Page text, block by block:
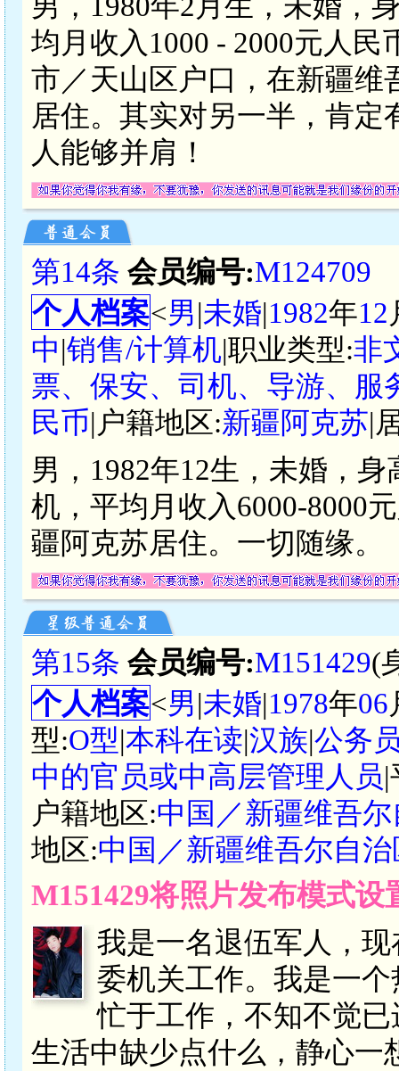
均月收入1000 - 2000元人
市／天山区户口，在新疆维
居住。其实对另一半，肯
人能够并肩！
第14条 会员编号:M124709
个人档案<男|未婚|1982年12
中|销售/计算机|职业类型:非
票、保安、司机、导游、服
民币|户籍地区:新疆阿克苏|
男，1982年12生，未婚，
机，平均月收入6000-8000
疆阿克苏居住。一切随缘。
第15条 会员编号:M151429(
个人档案<男|未婚|1978年06
型:O型|本科在读|汉族|公务
中的官员或中高层管理人员|
户籍地区:中国／新疆维吾
地区:中国／新疆维吾尔自
M151429将照片发布模式
我是一名退伍军人，
委机关工作。我是一
忙于工作，不知不觉
生活中缺少点什么，静心一